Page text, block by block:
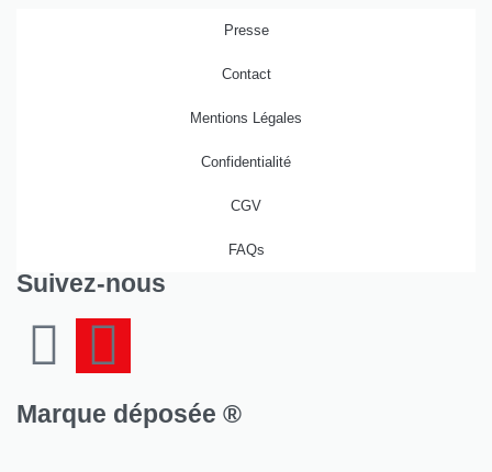
Presse
Contact
Mentions Légales
Confidentialité
CGV
FAQs
Suivez-nous
Marque déposée ®